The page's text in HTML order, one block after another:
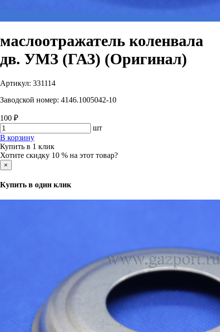
маслоотражатель коленвала
дв. УМЗ (ГАЗ) (Оригинал)
Артикул: 331114
Заводской номер: 4146.1005042-10
100 ₽
шт
В корзину
Купить в 1 клик
Хотите скидку 10 % на этот товар?
×
Купить в один клик